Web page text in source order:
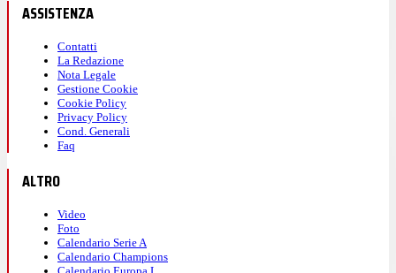
ASSISTENZA
Contatti
La Redazione
Nota Legale
Gestione Cookie
Cookie Policy
Privacy Policy
Cond. Generali
Faq
ALTRO
Video
Foto
Calendario Serie A
Calendario Champions